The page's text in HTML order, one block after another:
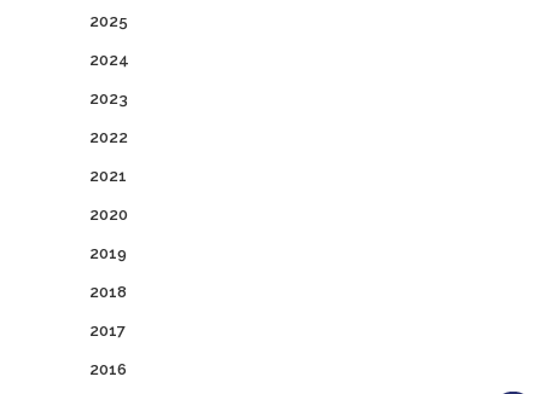
2025
2024
2023
2022
2021
2020
2019
2018
2017
2016